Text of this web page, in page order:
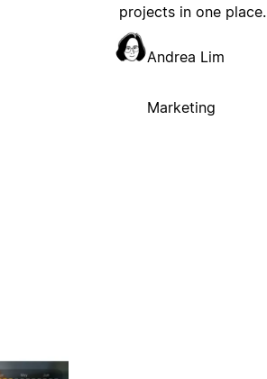
projects in one place.
Andrea Lim
Marketing